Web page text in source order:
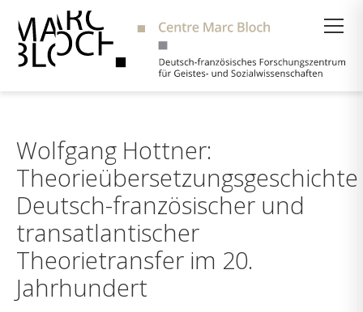
Wolfgang Hottner:
Theorieübersetzungsgeschichte
Deutsch-französischer und
transatlantischer
Theorietransfer im 20.
Jahrhundert